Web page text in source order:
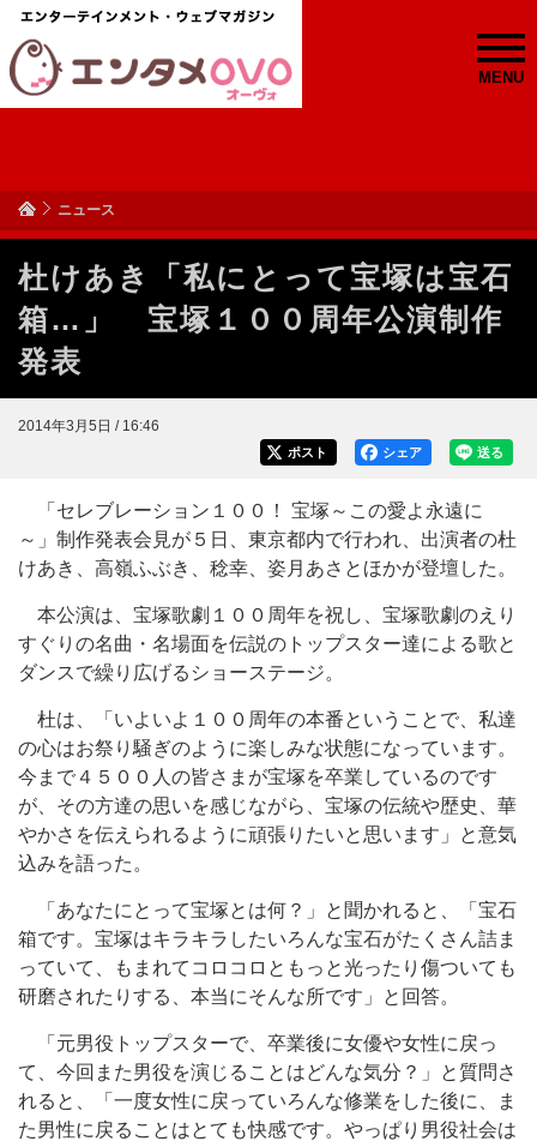
MENU
ニュース
杜けあき「私にとって宝塚は宝石
箱…」 宝塚１００周年公演制作
発表
2014年3月5日 / 16:46
送る
シェア
ポスト
「セレブレーション１００！ 宝塚～この愛よ永遠に
～」制作発表会見が５日、東京都内で行われ、出演者の杜
けあき、高嶺ふぶき、稔幸、姿月あさとほかが登壇した。
本公演は、宝塚歌劇１００周年を祝し、宝塚歌劇のえり
すぐりの名曲・名場面を伝説のトップスター達による歌と
ダンスで繰り広げるショーステージ。
杜は、「いよいよ１００周年の本番ということで、私達
の心はお祭り騒ぎのように楽しみな状態になっています。
今まで４５００人の皆さまが宝塚を卒業しているのです
が、その方達の思いを感じながら、宝塚の伝統や歴史、華
やかさを伝えられるように頑張りたいと思います」と意気
込みを語った。
「あなたにとって宝塚とは何？」と聞かれると、「宝石
箱です。宝塚はキラキラしたいろんな宝石がたくさん詰ま
っていて、もまれてコロコロともっと光ったり傷ついても
研磨されたりする、本当にそんな所です」と回答。
「元男役トップスターで、卒業後に女優や女性に戻っ
て、今回また男役を演じることはどんな気分？」と質問さ
れると、「一度女性に戻っていろんな修業をした後に、ま
た男性に戻ることはとても快感です。やっぱり男役社会は